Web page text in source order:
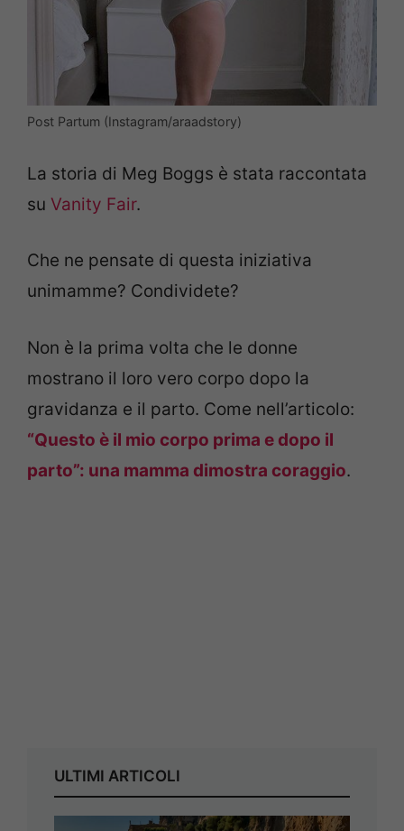
Post Partum (Instagram/araadstory)
La storia di Meg Boggs è stata raccontata
su Vanity Fair.
Che ne pensate di questa iniziativa
unimamme? Condividete?
Non è la prima volta che le donne
mostrano il loro vero corpo dopo la
gravidanza e il parto. Come nell’articolo:
“Questo è il mio corpo prima e dopo il
parto”: una mamma dimostra coraggio.
ULTIMI ARTICOLI